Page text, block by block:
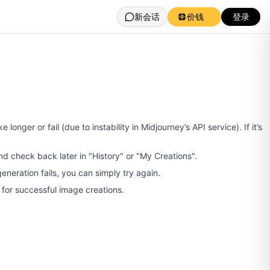
新会话 价钱 登录
longer or fail (due to instability in Midjourney’s API service). If it’s
check back later in "History" or "My Creations".
fails, you can simply try again.
successful image creations.